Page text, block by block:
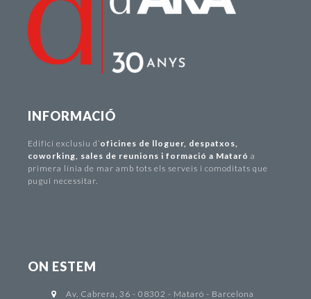
INFORMACIÓ
Edifici exclusiu d ’oficines de lloguer, despatxos,
coworking, sales de reunions i formació a Mataró a
primera línia de mar amb tots els serveis i comoditats que
pugui necessitar.
ON ESTEM
Av. Cabrera, 36 - 08302 - Mataró - Barcelona